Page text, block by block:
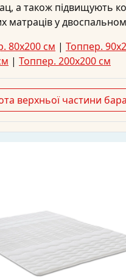
а також підвищують
у
80x200 см | Топпер.
| Топпер. 200x200 см
верхньої частини